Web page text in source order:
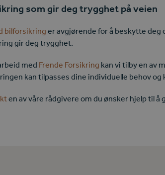
som gir deg trygghet på veien
bilforsikring er avgjørende for å beskytte deg
gir deg trygghet.
med Frende Forsikring kan vi tilby en av
kan tilpasses dine individuelle behov og
en av våre rådgivere om du ønsker hjelp til